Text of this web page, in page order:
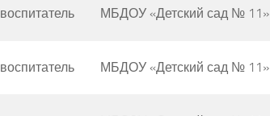
воспитатель МБДОУ «Детский сад № 11»
воспитатель МБДОУ «Детский сад № 11»